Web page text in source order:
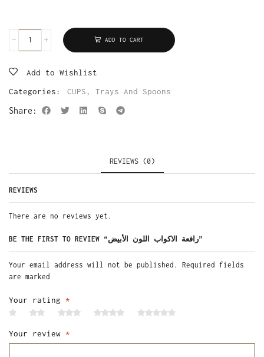
ADD TO CART
Add to Wishlist
Categories:
CUPS , Trays And Spoons
Share:
REVIEWS (0)
REVIEWS
There are no reviews yet.
BE THE FIRST TO REVIEW “رافعة الاكواب اللون الأبيض”
Your email address will not be published. Required fields
are marked
Your rating *
Your review *